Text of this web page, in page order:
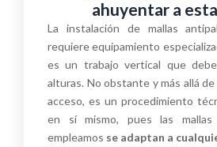
ahuyentar a
La instalación de mallas
requiere equipamiento
es un trabajo vertical que
alturas. No obstante y más allá
acceso, es un procedimiento
en sí mismo, pues las mallas
empleamos se adaptan a